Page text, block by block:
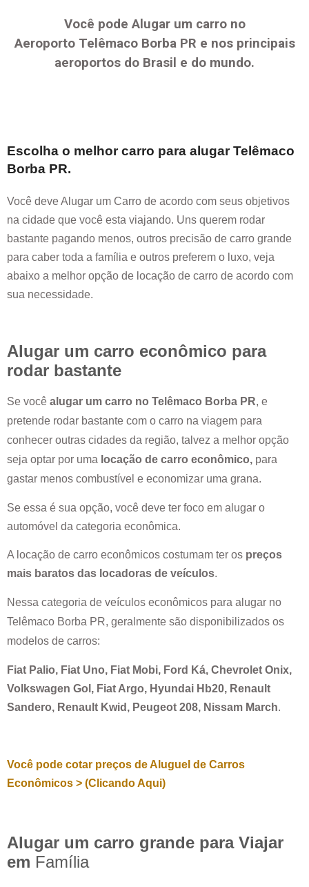
Você pode Alugar um carro no
Aeroporto Telêmaco Borba PR e nos principais
aeroportos do Brasil e do mundo.
Escolha o melhor carro para alugarTelêmaco
Borba PR.
Você deve Alugar um Carro de acordo com seus objetivos
na cidade que você esta viajando. Uns querem rodar
bastante pagando menos, outros precisão de carro grande
para caber toda a família e outros preferem o luxo, veja
abaixo a melhor opção de locação de carro de acordo com
sua necessidade.
Alugar um carro econômico para
rodar bastante
Se você alugar um carro no Telêmaco Borba PR, e
pretende rodar bastante com o carro na viagem para
conhecer outras cidades da região, talvez a melhor opção
seja optar por uma locação de carro econômico, para
gastar menos combustível e economizar uma grana.
Se essa é sua opção, você deve ter foco em alugar o
automóvel da categoria econômica.
A locação de carro econômicos costumam ter os preços
mais baratos das locadoras de veículos.
Nessa categoria de veículos econômicos para alugar no
Telêmaco Borba PR, geralmente são disponibilizados os
modelos de carros:
Fiat Palio, Fiat Uno, Fiat Mobi, Ford Ká, Chevrolet Onix,
Volkswagen Gol, Fiat Argo, Hyundai Hb20, Renault
Sandero, Renault Kwid, Peugeot 208, Nissam March.
Você pode cotar preços de Aluguel de Carros
Econômicos > (Clicando Aqui)
Alugar um carro grande para Viajar
em Família